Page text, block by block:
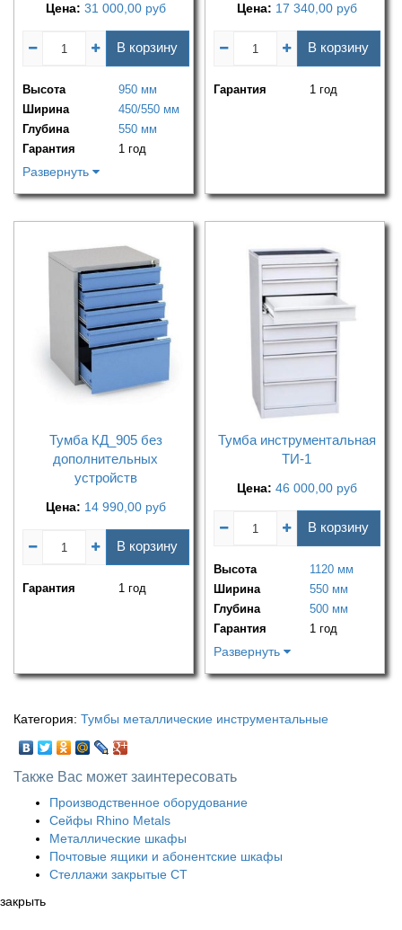
Цена: 31 000,00 руб
В корзину
Высота
950 мм
Ширина
450/550 мм
Глубина
550 мм
Гарантия
1 год
Развернуть
Цена: 17 340,00 руб
В корзину
Гарантия 1 год
Тумба КД_905 без
дополнительных
устройств
Цена: 14 990,00 руб
В корзину
Гарантия 1 год
Тумба инструментальная
ТИ-1
Цена: 46 000,00 руб
В корзину
Высота
1120 мм
Ширина
550 мм
Глубина
500 мм
Гарантия
1 год
Развернуть
Категория: Тумбы металлические инструментальные
Также Вас может заинтересовать
Производственное оборудование
Сейфы Rhino Metals
Металлические шкафы
Почтовые ящики и абонентские шкафы
Стеллажи закрытые СТ
закрыть